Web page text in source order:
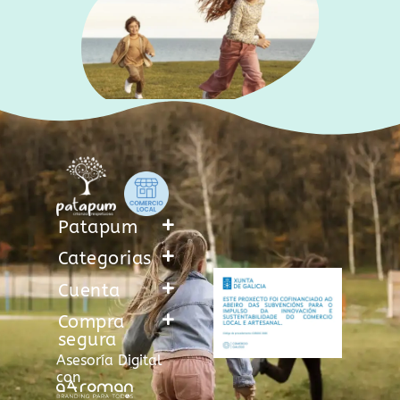
Patapum
Categorias
Cuenta
Compra
segura
Asesoría Digital
con